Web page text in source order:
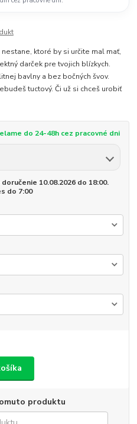
ktoré by si určite mal mať,
darček pre tvojich blízkych.
bavlny a bez bočných švov.
tuctový. Či už si chceš urobiť
do 24-48h cez pracovné dni
10.08.2026 do 18:00.
do 7:00
produktu